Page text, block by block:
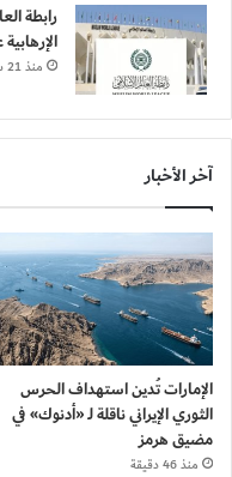
رابطة
منذ 21 ساعة
آخر الأخبار
الإمارات تُدين استهداف الحرس
الثوري الإيراني ناقلة لـ «أدنوك» في
مضيق هرمز
منذ 46 دقيقة